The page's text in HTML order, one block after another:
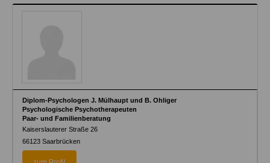
Diplom-Psychologen J. Mülhaupt und B. Ohliger
Psychologische Psychotherapeuten
Paar- und Familienberatung
Kaiserslauterer Straße 26
66123 Saarbrücken